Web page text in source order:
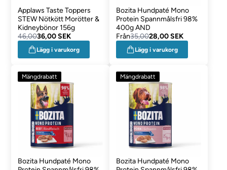
Applaws Taste Toppers
STEW Nötkött Morötter &
Kidneybönor 156g
46,0036,00 SEK
Lägg i varukorg
Bozita Hundpaté Mono
Protein Spannmålsfri 98%
400g AND
Från35,0028,00 SEK
Lägg i varukorg
Mängdrabatt
Bozita Hundpaté Mono
Mängdrabatt
Bozita Hundpaté Mono